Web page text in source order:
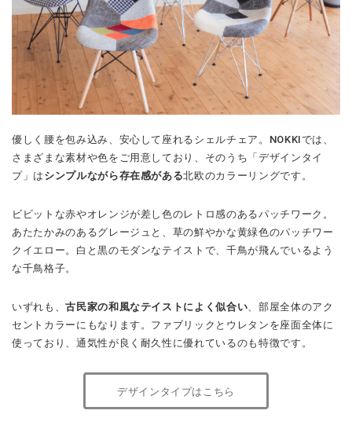
優しく腰を包み込み、安心して座れるシェルチェア。NOKKIでは、
さまざまな素材や色をご用意しており、そのうち「デザインタイ
プ」は シンプルながら存在感がある北欧のカラーリングです。
ビビットな赤やオレンジが差し色のレトロ感のあるパッチワーク。
あたたかみのあるグレージュと、草の鮮やかな黄緑色のパッチワー
クイエロー。白と黒のモダンなテイストで、千鳥が飛んでいるよう
な千鳥格子。
いずれも、古民家の和風なテイストによく似合い 、部屋全体のアク
セントカラーにもなります。ファブリックとウレタンを座面全体に
使っており、通気性が良く耐久性に優れているのも特徴です。
デザインタイプはこちら